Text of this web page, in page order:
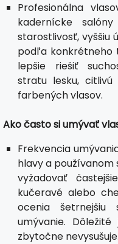
Profesionálna
kadernícke
starostlivosť, vyššiu
podľa konkrétneho
lepšie riešiť
stratu lesku,
farbených vlasov.
Ako často si umývať
Frekvencia
hlavy a používanom
vyžadovať
kučeravé alebo
ocenia
umývanie.
zbytočne nevysušuje.